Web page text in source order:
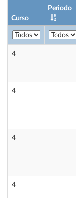
Curso
Periodo
4
4
4
4